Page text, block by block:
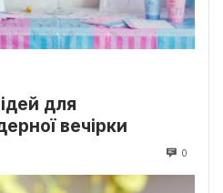
для
вечірки
0